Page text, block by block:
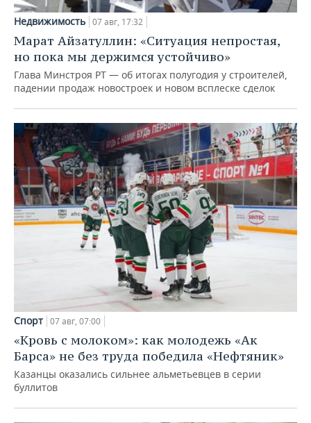
Недвижимость 07 авг, 17:32
Марат Айзатуллин: «Ситуация непростая,
но пока мы держимся устойчиво»
Глава Минстроя РТ — об итогах полугодия у строителей,
падении продаж новостроек и новом всплеске сделок
Спорт 07 авг, 07:00
«Кровь с молоком»: как молодежь «Ак
Барса» не без труда победила «Нефтяник»
Казанцы оказались сильнее альметьевцев в серии
буллитов